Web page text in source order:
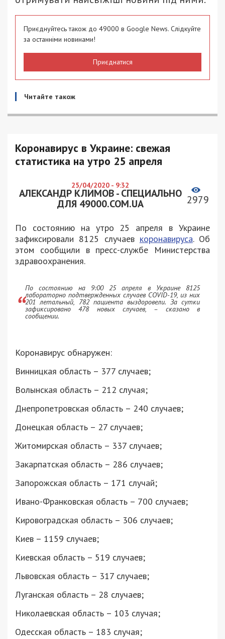
Приєднуйтесь також до 49000 в Google News. Слідкуйте
за останніми новинами!
Приєднатися
Читайте також
Коронавирус в Украине: свежая
статистика на утро 25 апреля
25/04/2020 - 9:32
АЛЕКСАНДР КЛИМОВ - СПЕЦИАЛЬНО
ДЛЯ 49000.COM.UA
2979
По состоянию на утро 25 апреля в Украине
зафиксировали 8125 случаев коронавируса. Об
этом сообщили в пресс-службе Министерства
здравоохранения.
По состоянию на 9:00 25 апреля в Украине 8125
лабораторно подтвержденных случаев COVID-19, из них
201 летальный, 782 пациента выздоровели. За сутки
зафиксировано 478 новых случаев, – сказано в
сообщении.
Коронавирус обнаружен:
Винницкая область – 377 случаев;
Волынская область – 212 случая;
Днепропетровская область – 240 случаев;
Донецкая область – 27 случаев;
Житомирская область – 337 случаев;
Закарпатская область – 286 случаев;
Запорожская область – 171 случай;
Ивано-Франковская область – 700 случаев;
Кировоградская область – 306 случаев;
Киев – 1159 случаев;
Киевская область – 519 случаев;
Львовская область – 317 случаев;
Луганская область – 28 случаев;
Николаевская область – 103 случая;
Одесская область – 183 случая;